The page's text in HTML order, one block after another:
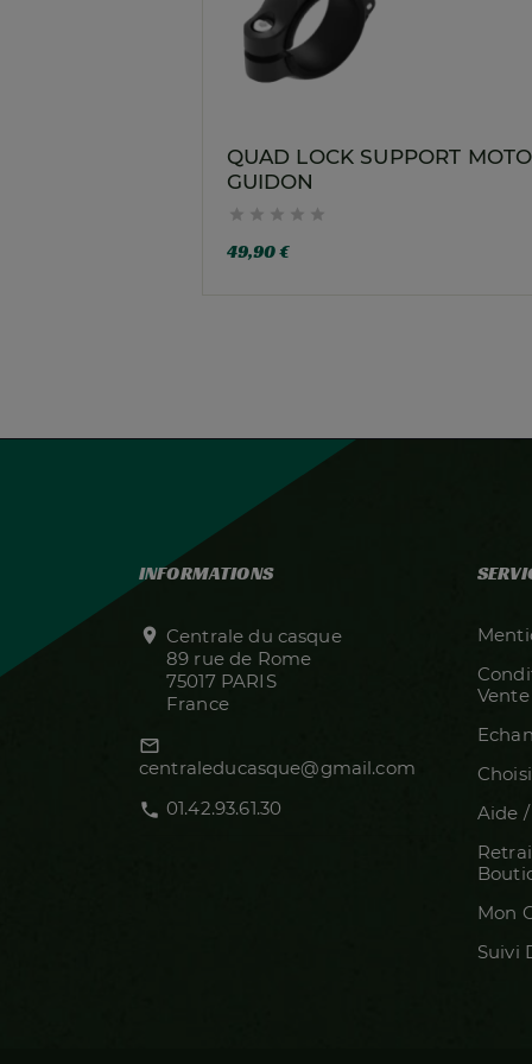
QUAD LOCK SUPPORT
GUIDON
    
49,90 €
INFORMATIONS
 Centrale du casque
89 rue de Rome
75017 PARIS
France
mail_outline
centraleducasque@gmail.com
call 01.42.93.61.30
Vente
Aide
Mon
Suivi